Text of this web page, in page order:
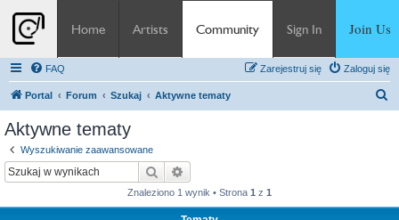
Home Artists Community Sign In Join Us
FAQ Zaloguj się
Zarejestruj się
Portal Forum Szukaj Aktywne tematy
Aktywne tematy
Wyszukiwanie zaawansowane
Szukaj
Znaleziono 1 wynik • Strona 1 z 1